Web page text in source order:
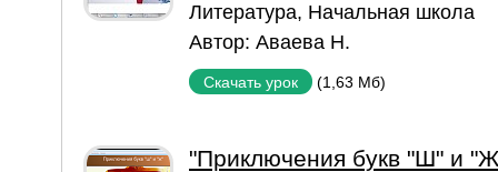
Литература, Начальная школа
Автор: Аваева Н.
Скачать урок (1,63 Мб)
"Приключения букв "Ш" и